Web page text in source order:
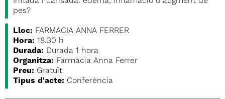
pes?
Lloc: FARMÀCIA ANNA FERRER
Hora: 18.30 h
Durada: Durada 1 hora
Organitza: Farmàcia Anna Ferrer
Preu: Gratuït
Tipus d'acte: Conferència